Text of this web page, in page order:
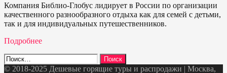
Компания Библио-Глобус лидирует в России по организации
качественного разнообразного отдыха как для семей с детьми,
так и для индивидуальных путешественников.
Подробнее
Найти:
© 2018-2025 Дешевые горящие туры и распродажи | Москва,